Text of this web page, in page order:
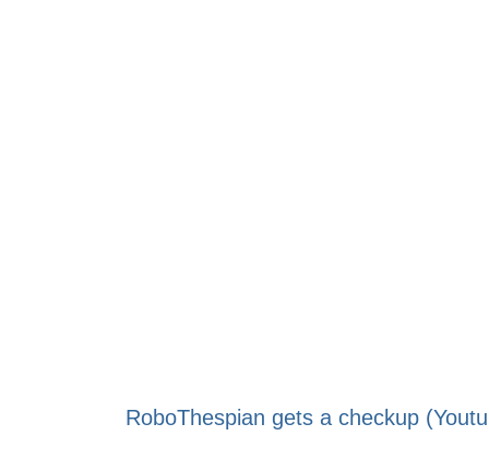
RoboThespian gets a checkup